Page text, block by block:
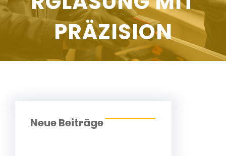
PRÄZISION
Neue Beiträge